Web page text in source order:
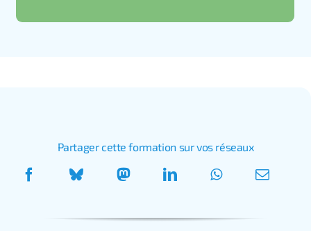
Partager cette formation sur vos réseaux